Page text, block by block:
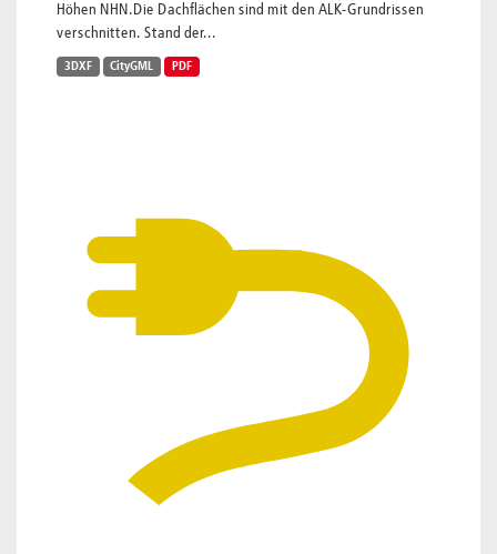
Höhen NHN.Die Dachflächen sind mit den ALK-Grundrissen
verschnitten. Stand der...
3DXF CityGML PDF